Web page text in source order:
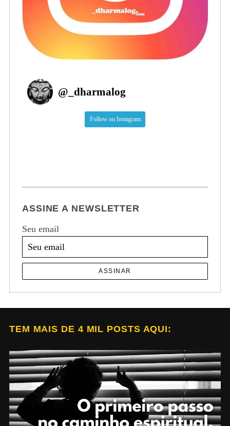
@ _dharmalog
Follow on Instagram
ASSINE A NEWSLETTER
Seu email
ASSINAR
TEM MAIS DE 4 MIL POSTS AQUI: